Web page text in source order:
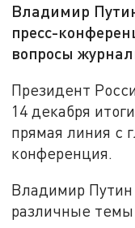
Владимир
пресс-
вопросы
Президент
14 декабря
прямая линия с
конференция.
Владимир Путин
различные